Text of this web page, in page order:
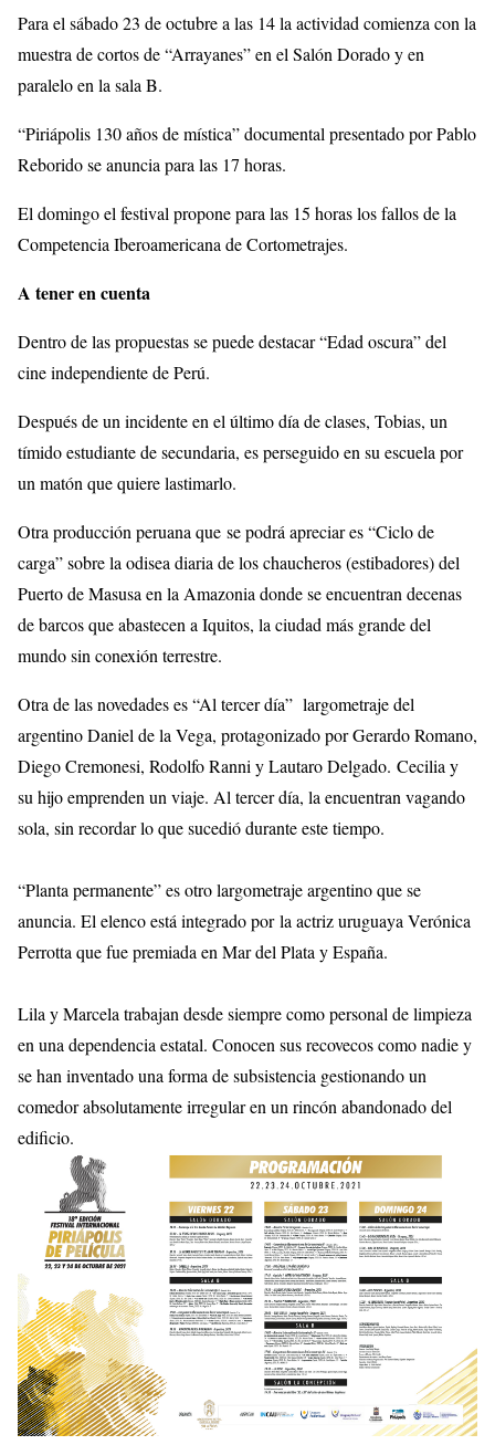
Para el sábado 23 de octubre a las 14 la actividad comienza con la
muestra de cortos de “Arrayanes” en el Salón Dorado y en
paralelo en la sala B.
“Piriápolis 130 años de mística” documental presentado por Pablo
Reborido se anuncia para las 17 horas.
El domingo el festival propone para las 15 horas los fallos de la
Competencia Iberoamericana de Cortometrajes.
A tener en cuenta
Dentro de las propuestas se puede destacar “Edad oscura” del
cine independiente de Perú.
Después de un incidente en el último día de clases, Tobias, un
tímido estudiante de secundaria, es perseguido en su escuela por
un matón que quiere lastimarlo.
Otra producción peruana que se podrá apreciar es “Ciclo de
carga” sobre la odisea diaria de los chaucheros (estibadores) del
Puerto de Masusa en la Amazonia donde se encuentran decenas
de barcos que abastecen a Iquitos, la ciudad más grande del
mundo sin conexión terrestre.
Otra de las novedades es “Al tercer día” largometraje del
argentino Daniel de la Vega, protagonizado por Gerardo Romano,
Diego Cremonesi, Rodolfo Ranni y Lautaro Delgado. Cecilia y
su hijo emprenden un viaje. Al tercer día, la encuentran vagando
sola, sin recordar lo que sucedió durante este tiempo.
“Planta permanente” es otro largometraje argentino que se
anuncia. El elenco está integrado por la actriz uruguaya Verónica
Perrotta que fue premiada en Mar del Plata y España.
Lila y Marcela trabajan desde siempre como personal de limpieza
en una dependencia estatal. Conocen sus recovecos como nadie y
se han inventado una forma de subsistencia gestionando un
comedor absolutamente irregular en un rincón abandonado del
edificio.